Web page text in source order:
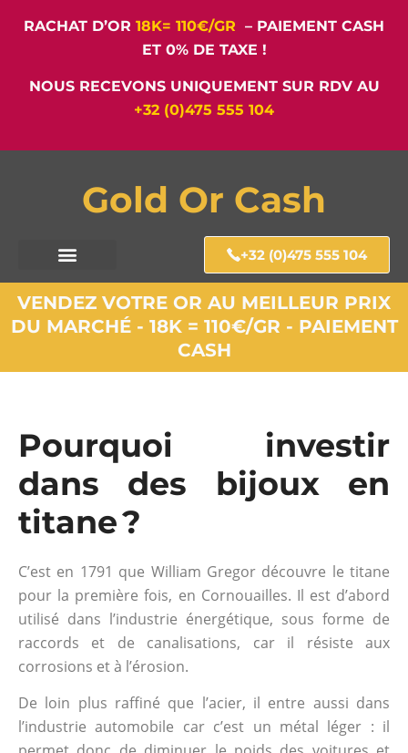
RACHAT D’OR 18K= 110€/GR – PAIEMENT CASH
ET 0% DE TAXE !
NOUS RECEVONS UNIQUEMENT SUR RDV AU
+32 (0)475 555 104
Gold Or Cash
+32 (0)475 555 104
VENDEZ VOTRE OR AU MEILLEUR PRIX
DU MARCHÉ - 18K = 110€/GR - PAIEMENT
CASH
Pourquoi investir
dans des bijoux en
titane ?
C’est en 1791 que William Gregor découvre le titane
pour la première fois, en Cornouailles. Il est d’abord
utilisé dans l’industrie énergétique, sous forme de
raccords et de canalisations, car il résiste aux
corrosions et à l’érosion.
De loin plus raffiné que l’acier, il entre aussi dans
l’industrie automobile car c’est un métal léger : il